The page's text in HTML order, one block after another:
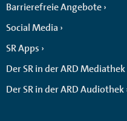
Barrierefreie Angebote
Social Media
SR Apps
Der SR in der ARD Mediathek
Der SR in der ARD Audiothek